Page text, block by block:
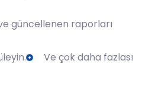
güncellenen raporları
Ve çok daha fazlası